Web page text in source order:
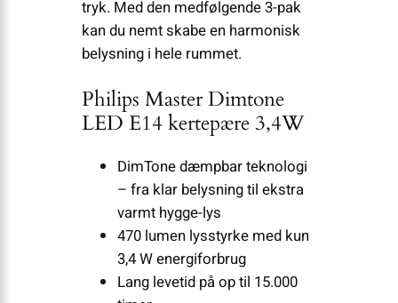
tryk. Med den medfølgende 3-pak
kan du nemt skabe en harmonisk
belysning i hele rummet.
Philips Master Dimtone
LED E14 kertepære 3,4W
DimTone dæmpbar teknologi
– fra klar belysning til ekstra
varmt hygge-lys
470 lumen lysstyrke med kun
3,4 W energiforbrug
Lang levetid på op til 15.000